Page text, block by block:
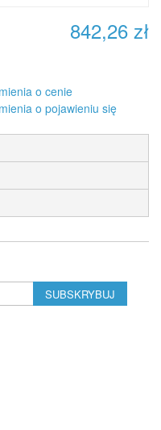
842,26 zł
o cenie
o pojawieniu się
SUBSKRYBUJ